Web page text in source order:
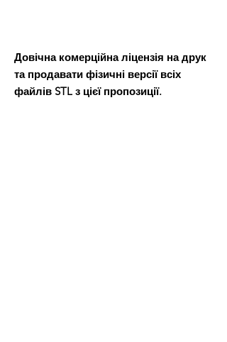
Довічна комерційна ліцензія на друк
та продавати фізичні версії всіх
файлів STL з цієї пропозиції.